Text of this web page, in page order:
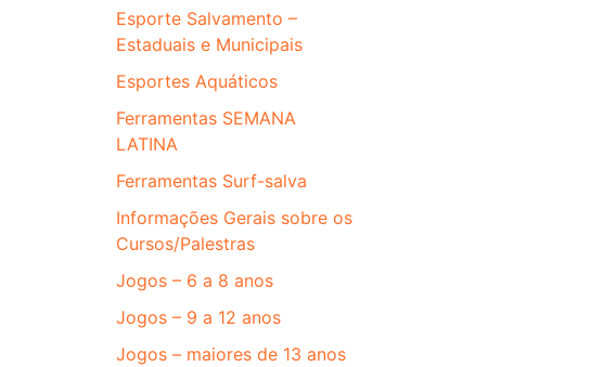
Esporte Salvamento –
Estaduais e Municipais
Esportes Aquáticos
Ferramentas SEMANA
LATINA
Ferramentas Surf-salva
Informações Gerais sobre os
Cursos/Palestras
Jogos – 6 a 8 anos
Jogos – 9 a 12 anos
Jogos – maiores de 13 anos